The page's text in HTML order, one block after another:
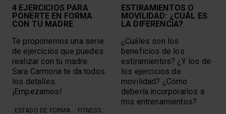
Multisports
Nutrición
Nutrition
Off-Season
Outdoor Sports
Outdoors
Trail Running
Trails
Training
Vantage
Walking
yoga
BORRAR SELECCIÓN
4 EJERCICIOS PARA
PONERTE EN FORMA
CON TU MADRE
Te proponemos una serie
de ejercicios que puedes
realizar con tu madre.
Sara Carmona te da todos
los detalles.
¡Empezamos!
ESTADO DE FORMA FITNESS
ESTIRAMIENTOS O
MOVILIDAD: ¿CUÁL ES
LA DIFERENCIA?
¿Cuáles son los
beneficios de los
estiramientos? ¿Y los de
los ejercicios de
movilidad? ¿Cómo
debería incorporarlos a
mis entrenamientos?